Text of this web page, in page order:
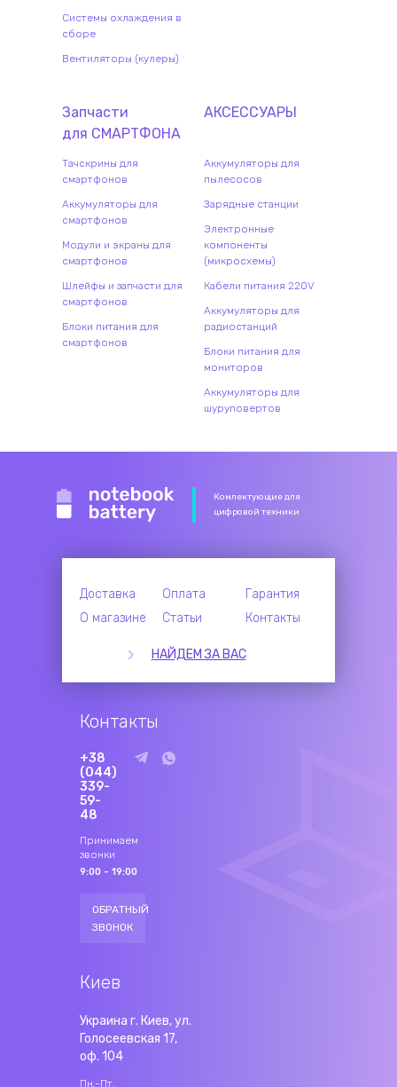
Системы охлаждения в
сборе
Вентиляторы (кулеры)
Запчасти
для СМАРТФОНА
Тачскрины для
смартфонов
Аккумуляторы для
смартфонов
Модули и экраны для
смартфонов
Шлейфы и запчасти для
смартфонов
Блоки питания для
смартфонов
АКСЕССУАРЫ
Аккумуляторы для
пылесосов
Зарядные станции
Электронные
компоненты
(микросхемы)
Кабели питания 220V
Аккумуляторы для
радиостанций
Блоки питания для
мониторов
Аккумуляторы для
шуруповертов
Комлектующие для
цифровой техники
Доставка Оплата
Гарантия
О магазине
Статьи Контакты
НАЙДЕМ ЗА ВАС
Контакты
+38
(044)
339-
59-
48
Принимаем
звонки
9:00 - 19:00
ОБРАТНЫЙ
ЗВОНОК
Киев
Украина г. Киев, ул.
Голосеевская 17,
оф. 104
Пн.-Пт.